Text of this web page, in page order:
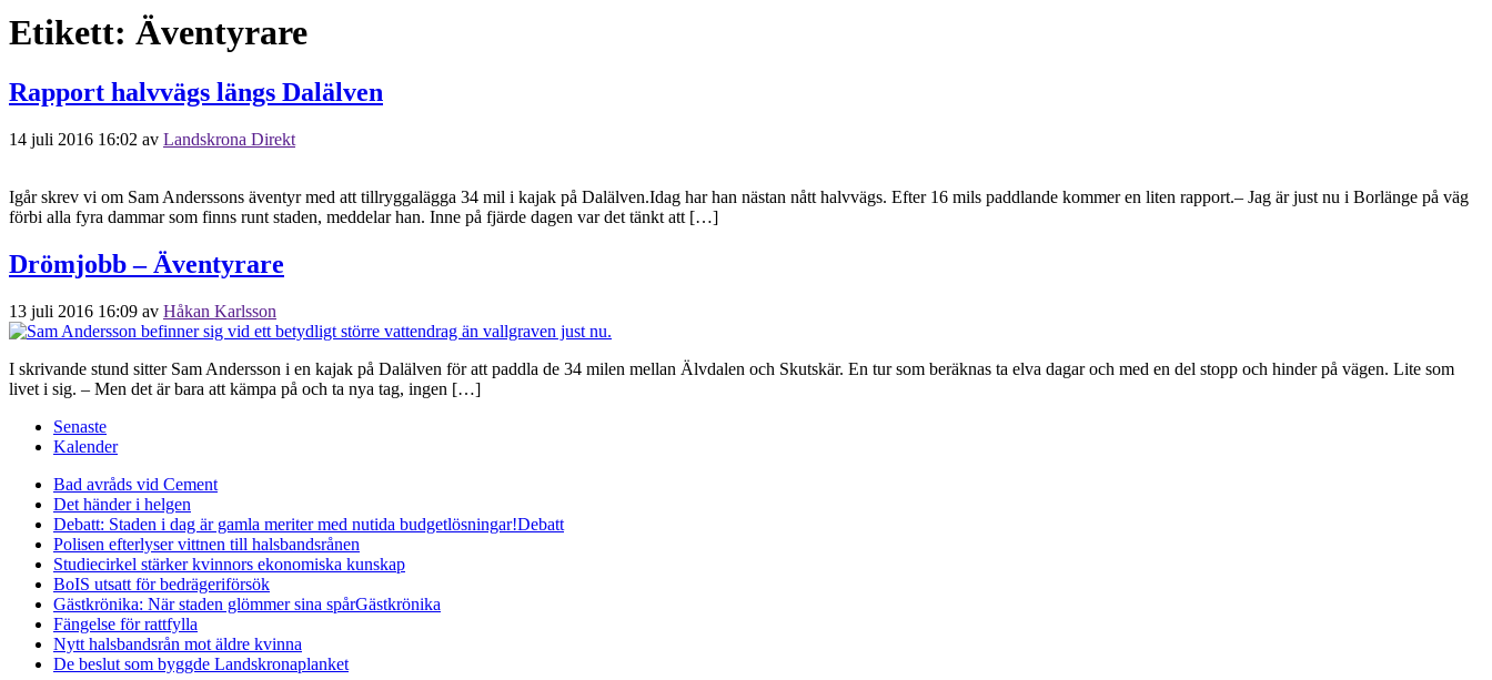
Etikett: Äventyrare
Rapport halvvägs längs Dalälven
14 juli 2016 16:02 av Landskrona Direkt
Igår skrev vi om Sam Anderssons äventyr med att tillryggalägga 34 mil i kajak på Dalälven.Idag har han nästan nått halvvägs. Efter 16 mils paddlande kommer en liten rapport.– Jag är just nu i Borlänge på väg
förbi alla fyra dammar som finns runt staden, meddelar han. Inne på fjärde dagen var det tänkt att […]
Drömjobb – Äventyrare
13 juli 2016 16:09 av Håkan Karlsson
I skrivande stund sitter Sam Andersson i en kajak på Dalälven för att paddla de 34 milen mellan Älvdalen och Skutskär. En tur som beräknas ta elva dagar och med en del stopp och hinder på vägen. Lite som
livet i sig. – Men det är bara att kämpa på och ta nya tag, ingen […]
Senaste
Kalender
Bad avråds vid Cement
Det händer i helgen
Debatt: Staden i dag är gamla meriter med nutida budgetlösningar!Debatt
Polisen efterlyser vittnen till halsbandsrånen
Studiecirkel stärker kvinnors ekonomiska kunskap
BoIS utsatt för bedrägeriförsök
Gästkrönika: När staden glömmer sina spårGästkrönika
Fängelse för rattfylla
Nytt halsbandsrån mot äldre kvinna
De beslut som byggde Landskronaplanket